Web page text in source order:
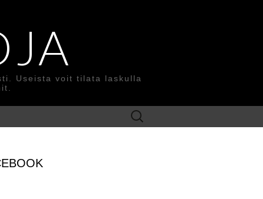
Useista voit tilata laskulla
Search
for: